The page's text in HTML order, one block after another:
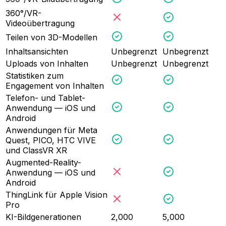
360°/VR-
Videoübertragung
Teilen von 3D-Modellen
Inhaltsansichten
Unbegrenzt Unbegrenzt
Uploads von Inhalten
Unbegrenzt Unbegrenzt
Statistiken zum
Engagement von Inhalten
Telefon- und Tablet-
Anwendung — iOS und
Android
Anwendungen für Meta
Quest, PICO, HTC VIVE
und ClassVR XR
Augmented-Reality-
Anwendung — iOS und
Android
ThingLink für Apple Vision
Pro
KI-Bildgenerationen
2,000
5,000